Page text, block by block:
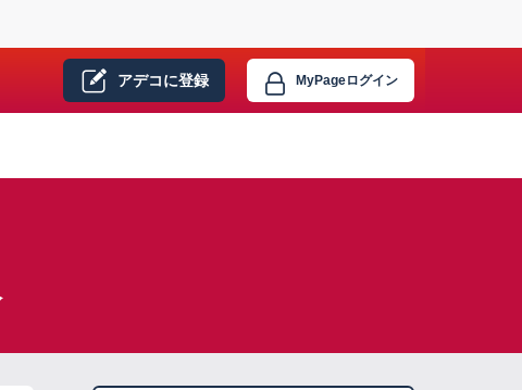
アデコに登録 MyPageログイン